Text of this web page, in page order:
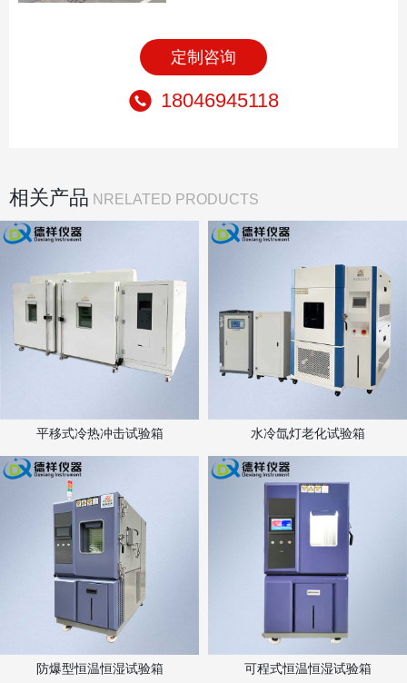
定制咨询
18046945118
相关产品 NRELATED PRODUCTS
平移式冷热冲击试验箱 水冷氙灯老化试验箱
防爆型恒温恒湿试验箱 可程式恒温恒湿试验箱